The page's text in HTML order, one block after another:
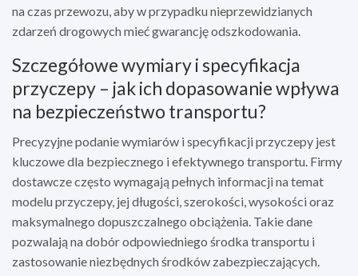
na czas przewozu, aby w przypadku nieprzewidzianych
zdarzeń drogowych mieć gwarancję odszkodowania.
Szczegółowe wymiary i specyfikacja
przyczepy – jak ich dopasowanie wpływa
na bezpieczeństwo transportu?
Precyzyjne podanie wymiarów i specyfikacji przyczepy jest
kluczowe dla bezpiecznego i efektywnego transportu. Firmy
dostawcze często wymagają pełnych informacji na temat
modelu przyczepy, jej długości, szerokości, wysokości oraz
maksymalnego dopuszczalnego obciążenia. Takie dane
pozwalają na dobór odpowiedniego środka transportu i
zastosowanie niezbędnych środków zabezpieczających.